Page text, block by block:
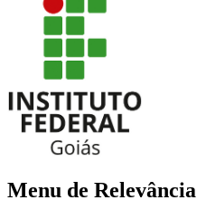
Menu de Relevância